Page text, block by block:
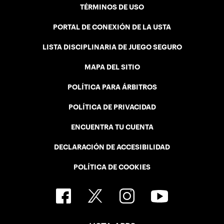
TÉRMINOS DE USO
PORTAL DE CONEXIÓN DE LA USTA
LISTA DISCIPLINARIA DE JUEGO SEGURO
MAPA DEL SITIO
POLÍTICA PARA ÁRBITROS
POLÍTICA DE PRIVACIDAD
ENCUENTRA TU CUENTA
DECLARACIÓN DE ACCESIBILIDAD
POLÍTICA DE COOKIES